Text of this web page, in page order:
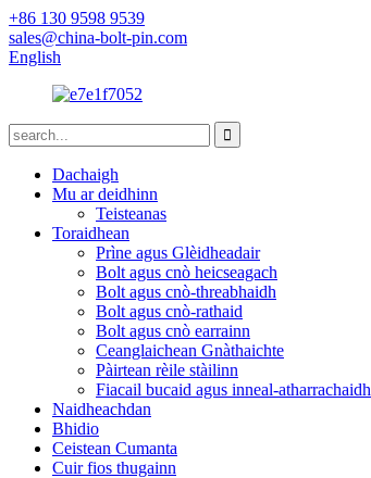
+86 130 9598 9539
sales@china-bolt-pin.com
English
Dachaigh
Mu ar deidhinn
Teisteanas
Toraidhean
Prìne agus Glèidheadair
Bolt agus cnò heicseagach
Bolt agus cnò-threabhaidh
Bolt agus cnò-rathaid
Bolt agus cnò earrainn
Ceanglaichean Gnàthaichte
Pàirtean rèile stàilinn
Fiacail bucaid agus inneal-atharrachaidh
Naidheachdan
Bhidio
Ceistean Cumanta
Cuir fios thugainn